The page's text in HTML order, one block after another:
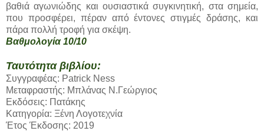
βαθιά αγωνιώδης και ουσιαστικά συγκινητική, στα σημεία,
που προσφέρει, πέραν από έντονες στιγμές δράσης, και
πάρα πολλή τροφή για σκέψη.
Βαθμολογία 10/10
Ταυτότητα βιβλίου:
Συγγραφέας: Patrick Ness
Μεταφραστής: Μπλάνας Ν.Γεώργιος
Εκδόσεις: Πατάκης
Κατηγορία: Ξένη Λογοτεχνία
Έτος Έκδοσης: 2019